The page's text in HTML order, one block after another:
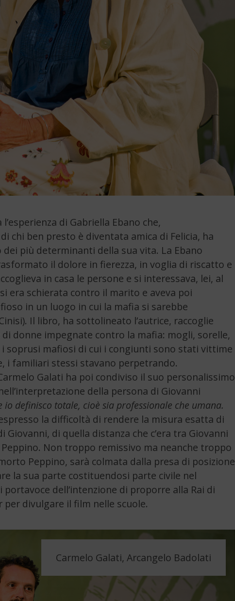
di Gabriella Ebano che,
chi ben presto è diventata amica di Felicia, ha
più determinanti della sua vita. La Ebano
il dolore in fierezza, in voglia di riscatto e
in casa le persone e si interessava, lei, al
era schierata contro il marito e aveva poi
in un luogo in cui la mafia si sarebbe
Il libro, ha sottolineato l’autrice, raccoglie
donne impegnate contro la mafia: mogli, sorelle,
soprusi mafiosi di cui i congiunti sono stati vittime
i familiari stessi stavano perpetrando.
Galati ha poi condiviso il suo personalissimo
della persona di Giovanni
io definisco totale, cioè sia professionale che umana.
la difficoltà di rendere la misura esatta di
di quella distanza che c’era tra Giovanni
Peppino. Non troppo remissivo ma neanche troppo
Peppino, sarà colmata dalla presa di posizione
la sua parte costituendosi parte civile nel
dell’intenzione di proporre alla Rai di
divulgare il film nelle scuole.
Carmelo Galati, Arcangelo Badolati